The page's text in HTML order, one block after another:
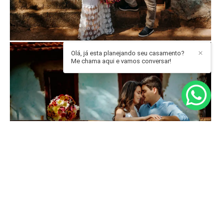
✕
Olá, já esta planejando seu casamento?
Me chama aqui e vamos conversar!